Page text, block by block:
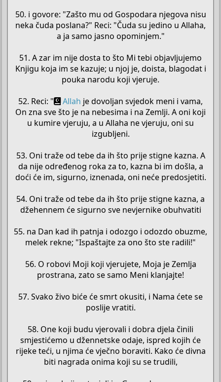
50. i govore: "Zašto mu od Gospodara njegova nisu
neka čuda poslana?" Reci: "Čuda su jedino u Allaha,
a ja samo jasno opominjem."
51. A zar im nije dosta to što Mi tebi objavljujemo
Knjigu koja im se kazuje; u njoj je, doista, blagodat i
pouka narodu koji vjeruje.
52. Reci: "
Allah je dovoljan svjedok meni i vama,
On zna sve što je na nebesima i na Zemlji. A oni koji
u kumire vjeruju, a u Allaha ne vjeruju, oni su
izgubljeni.
53. Oni traže od tebe da ih što prije stigne kazna. A
da nije određenog roka za to, kazna bi im došla, a
doći će im, sigurno, iznenada, oni neće predosjetiti.
54. Oni traže od tebe da ih što prije stigne kazna, a
džehennem će sigurno sve nevjernike obuhvatiti
55. na Dan kad ih patnja i odozgo i odozdo obuzme,
melek rekne; "Ispaštajte za ono što ste radili!"
56. O robovi Moji koji vjerujete, Moja je Zemlja
prostrana, zato se samo Meni klanjajte!
57. Svako živo biće će smrt okusiti, i Nama ćete se
poslije vratiti.
58. One koji budu vjerovali i dobra djela činili
smjestićemo u džennetske odaje, ispred kojih će
rijeke teći, u njima će vječno boraviti. Kako će divna
biti nagrada onima koji su se trudili,